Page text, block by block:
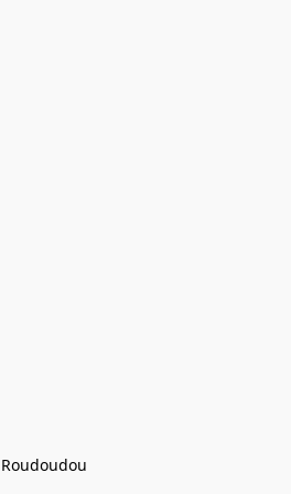
Roudoudou